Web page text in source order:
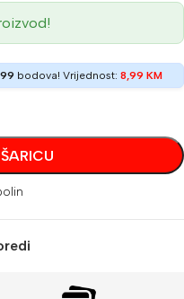
bodova! Vrijednost: 8,99 KM